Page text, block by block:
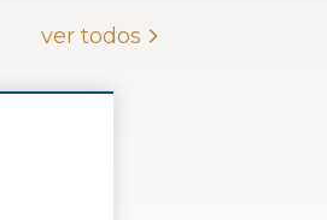
ver todos